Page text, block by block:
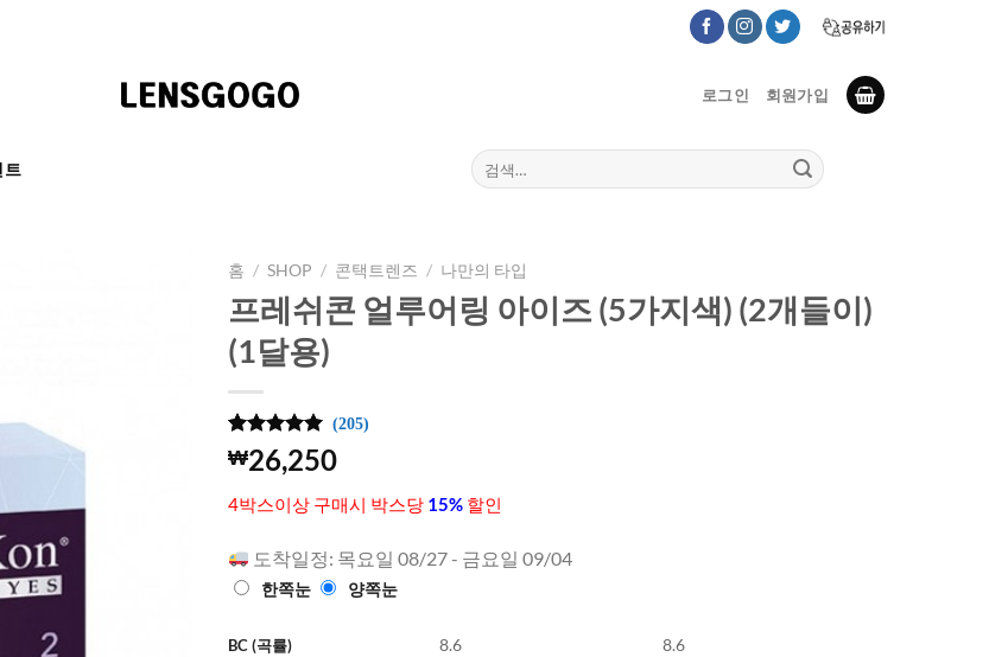
로그인 회원가입
트
검
색:
홈 / SHOP / 콘택트렌즈 / 나만의 타입
프레쉬콘 얼루어링 아이즈 (5가지색) (2개들이)
(1달용)
4.98개의
고객 평가
로 5점 만
205
(205)
₩26,250
4박스이상 구매시 박스당 15% 할인
도착일정: 목요일 08/27 - 금요일 09/04
한쪽눈 양쪽눈
BC (곡률) 8.6 8.6